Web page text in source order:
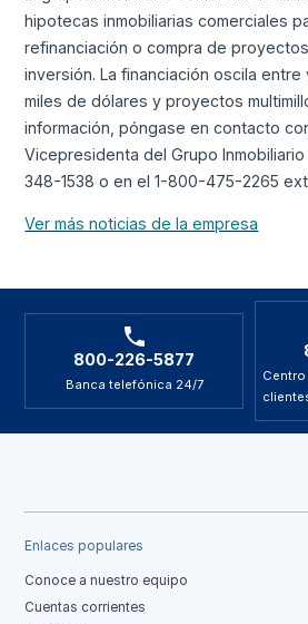
hipotecas inmobiliarias comerciales
refinanciación o compra de
inversión. La financiación oscila
miles de dólares y proyectos
información, póngase en contacto
Vicepresidenta del Grupo
348-1538 o en el 1-800-475-2265
Ver más noticias de la empresa
800-226-5877
Banca telefónica 24/7
Enlaces populares
Conoce a nuestro equipo
Cuentas corrientes